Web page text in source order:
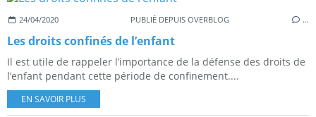
24/04/2020 PUBLIÉ DEPUIS OVERBLOG …
Les droits confinés de l’enfant
Il est utile de rappeler l’importance de la défense des droits de
l’enfant pendant cette période de confinement....
EN SAVOIR PLUS